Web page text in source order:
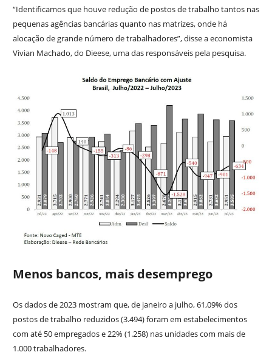
“Identificamos que houve redução de postos de trabalho tantos nas
pequenas agências bancárias quanto nas matrizes, onde há
alocação de grande número de trabalhadores”, disse a economista
Vivian Machado, do Dieese, uma das responsáveis pela pesquisa.
Menos bancos, mais desemprego
Os dados de 2023 mostram que, de janeiro a julho, 61,09% dos
postos de trabalho reduzidos (3.494) foram em estabelecimentos
com até 50 empregados e 22% (1.258) nas unidades com mais de
1.000 trabalhadores.